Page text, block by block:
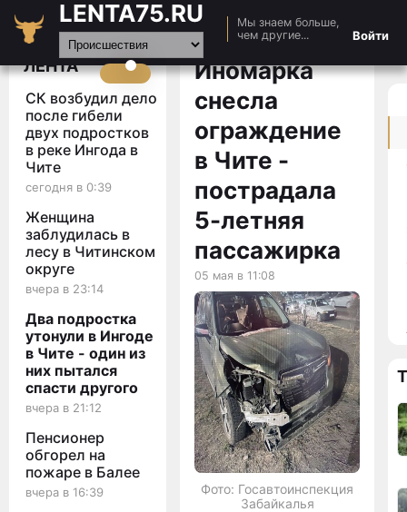
LENTA75.RU
Мы знаем больше,
чем другие...
Войти
Главная
Новости
Видео
Статьи
ЛЕНТА
СК возбудил дело
после гибели
двух подростков
в реке Ингода в
Чите
сегодня в 0:39
Женщина
заблудилась в
лесу в Читинском
округе
вчера в 23:14
Два подростка
утонули в Ингоде
в Чите - один из
них пытался
спасти другого
вчера в 21:12
Пенсионер
обгорел на
пожаре в Балее
вчера в 16:39
Иномарка
снесла
ограждение
в Чите -
пострадала
5-летняя
пассажирка
05 мая в 11:08
Фото: Госавтоинспекция
Забайкалья